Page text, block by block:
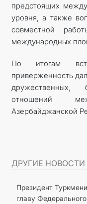
предстоящих
уровня, а также
совместной
международных
По итогам
приверженность
дружественных,
отношений
Азербайджанской
ДРУГИЕ НОВОСТИ
Президент
главу